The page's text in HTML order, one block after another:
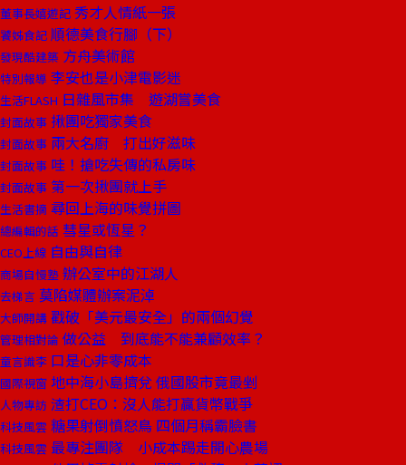
董事長嬉遊記 秀才人情紙一張
饕姊食記 順德美食行腳（下）
發現酷建築 方舟美術館
特別報導 李安也是小津電影迷
生活FLASH 日雜風市集 遊湖嘗美食
封面故事 揪團吃獨家美食
封面故事 兩大名廚 打出好滋味
封面故事 哇！搶吃失傳的私房味
封面故事 第一次揪團就上手
生活書摘 尋回上海的味覺拼圖
總編輯的話 彗星或恆星？
CEO上線 自由與自律
商場自慢塾 辦公室中的江湖人
去梯言 莫陷媒體辦案泥淖
大師開講 戳破「美元最安全」的兩個幻覺
管理相對論 做公益 到底能不能兼顧效率？
童言識李 口是心非零成本
國際視窗 地中海小島擠兌 俄國股市竟最剉
人物專訪 渣打CEO：沒人能打贏貨幣戰爭
科技風雲 糖果射倒憤怒鳥 四個月稱霸臉書
科技風雲 最專注團隊 小成本踢走開心農場